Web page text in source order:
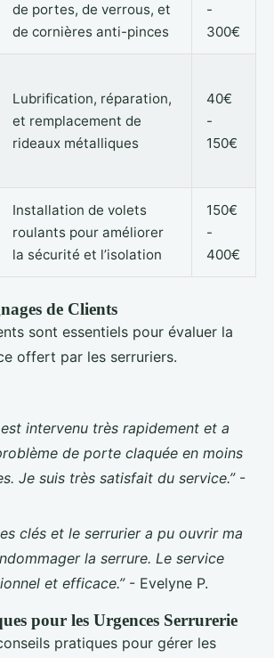
de portes, de verrous, et
de cornières anti-pinces
-
300€
Lubrification, réparation,
et remplacement de
rideaux métalliques
40€
-
150€
Installation de volets
roulants pour améliorer
la sécurité et l’isolation
150€
-
400€
de Clients
sont essentiels pour évaluer la
offert par les serruriers.
intervenu très rapidement et a
de porte claquée en moins
Je suis très satisfait du service.”-
clés et le serrurier a pu ouvrir ma
la serrure. Le service
et efficace.”- Evelyne P.
pour les Urgences Serrurerie
pratiques pour gérer les